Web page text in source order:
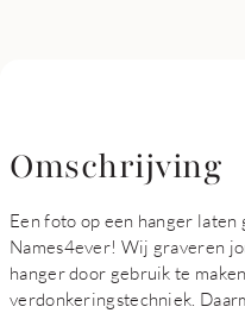
Omschrijving
Een foto op een hanger
Names4ever! Wij graveren
hanger door gebruik te
verdonkeringstechniek.